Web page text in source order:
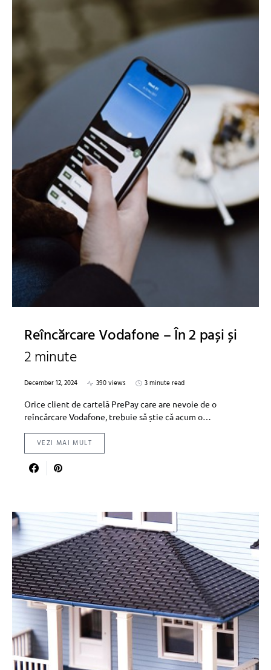
Reîncărcare Vodafone – În 2 pași și
2 minute
December 12, 2024 390 views
3 minute read
Orice client de cartelă PrePay care are nevoie de o
reîncărcare Vodafone, trebuie să știe că acum o…
VEZI MAI MULT